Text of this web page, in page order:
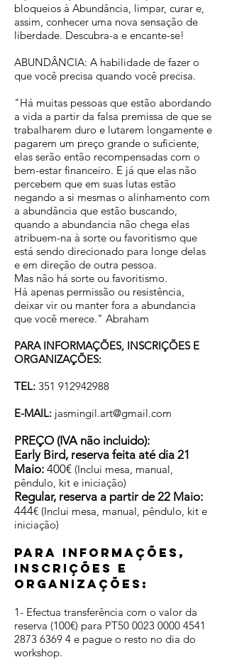
bloqueios à Abundância, limpar, curar e,
assim, conhecer uma nova sensação de
liberdade. Descubra-a e encante-se!
ABUNDÂNCIA: A habilidade de fazer o
que você precisa quando você precisa.
"Há muitas pessoas que estão abordando
a vida a partir da falsa premissa de que se
trabalharem duro e lutarem longamente e
pagarem um preço grande o suficiente,
elas serão então recompensadas com o
bem-estar financeiro. E já que elas não
percebem que em suas lutas estão
negando a si mesmas o alinhamento com
a abundância que estão buscando,
quando a abundancia não chega elas
atribuem-na à sorte ou favoritismo que
está sendo direcionado para longe delas
e em direção de outra pessoa.
Mas não há sorte ou favoritismo.
Há apenas permissão ou resistência,
deixar vir ou manter fora a abundancia
que você merece." Abraham
PARA INFORMAÇÕES, INSCRIÇÕES E
ORGANIZAÇÕES:
TEL: 351 912942988
E-MAIL: jasmingil.art@gmail.com
PREÇO (IVA não incluido):
Early Bird, reserva feita até dia 21
Maio: 400€ (Inclui mesa, manual,
pêndulo, kit e iniciação)
Regular, reserva a partir de 22 Maio:
444€ (Inclui mesa, manual, pêndulo, kit e
iniciação)
PARA INFORMAÇÕES,
INSCRIÇÕES E
ORGANIZAÇÕES:
1- Efectua transferência com o valor da
reserva (100€) para PT50 0023 0000 4541
2873 6369 4 e pague o resto no dia do
workshop.